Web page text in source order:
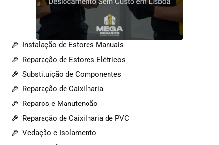
Instalação de Estores Manuais
Reparação de Estores Elétricos
Substituição de Componentes
Reparação de Caixilharia
Reparos e Manutenção
Reparação de Caixilharia de PVC
Vedação e Isolamento